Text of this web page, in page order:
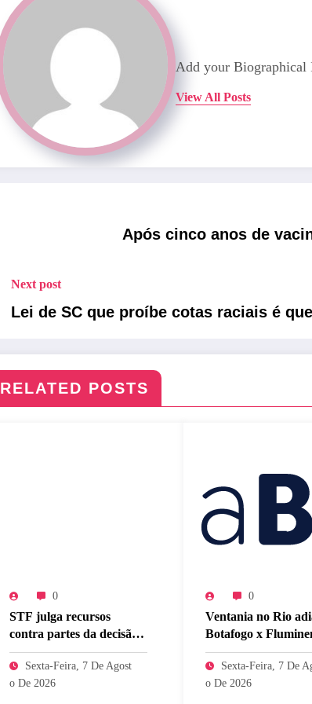
Add your
View All Posts
Após cinco anos de
Next post
Lei de SC que proíbe cotas raciais é
RELATED POSTS
0
STF julga recursos
contra partes da decisão
que anulou marco
temporal
Sexta-Feira, 7 De Agost
O De 2026
0
Ventania no Rio
Botafogo x
pelo Brasileirão
Sexta-Feira, 7 De
O De 2026